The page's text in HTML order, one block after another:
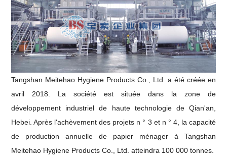
Tangshan Meitehao Hygiene Products Co., Ltd. a été créée en
avril 2018. La société est située dans la zone de
développement industriel de haute technologie de Qian'an,
Hebei. Après l'achèvement des projets n ° 3 et n ° 4, la capacité
de production annuelle de papier ménager à Tangshan
Meitehao Hygiene Products Co., Ltd. atteindra 100 000 tonnes.